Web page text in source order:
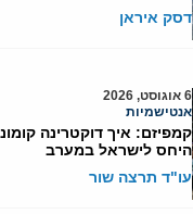
דסק איראן
6 אוגוסט, 2026
אנטישמיות
קמפיזם: איך דוקטרינה
היחס לישראל במערב
עו"ד תרצה שור